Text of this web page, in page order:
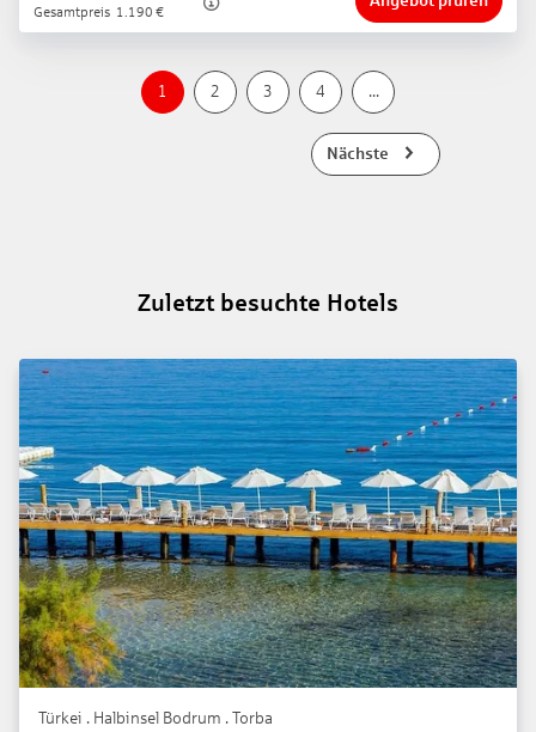
Gesamtpreis 1.190 €
1 2 3 4 ...
Nächste
Zuletzt besuchte Hotels
Türkei . Halbinsel Bodrum . Torba